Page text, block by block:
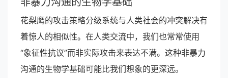
花梨鹰的攻击策略分级系统与人类社会的冲突解决有
着惊人的相似性。在人类交流中，我们也常常使用
“象征性抗议”而非实际攻击来表达不满。这种非暴力
沟通的生物学基础可能比我们想象的更深远。